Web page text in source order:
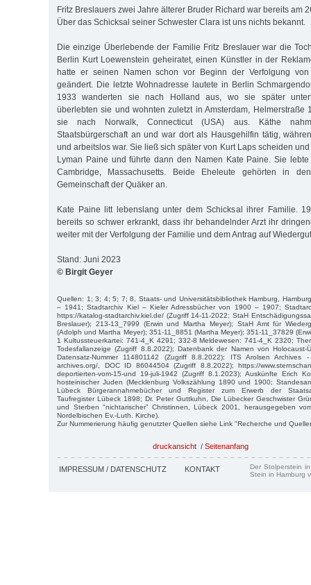
Fritz Breslauers zwei Jahre älterer Bruder Richard war bereits am
Über das Schicksal seiner Schwester Clara ist uns nichts bekannt.
Die einzige Überlebende der Familie Fritz Breslauer war die
Berlin Kurt Loewenstein geheiratet, einen Künstler in der
hatte er seinen Namen schon vor Beginn der Verfolgung
geändert. Die letzte Wohnadresse lautete in Berlin
1933 wanderten sie nach Holland aus, wo sie später
überlebten sie und wohnten zuletzt in Amsterdam, Helmerstraße
sie nach Norwalk, Connecticut (USA) aus. Käthe
Staatsbürgerschaft an und war dort als Hausgehilfin tätig,
und arbeitslos war. Sie ließ sich später von Kurt Laps scheiden
Lyman Paine und führte dann den Namen Kate Paine. Sie
Cambridge, Massachusetts. Beide Eheleute gehörten in
Gemeinschaft der Quäker an.
Kate Paine litt lebenslang unter dem Schicksal ihrer Familie.
bereits so schwer erkrankt, dass ihr behandelnder Arzt ihr
weiter mit der Verfolgung der Familie und dem Antrag auf
Stand: Juni 2023
© Birgit Geyer
Quellen: 1; 3; 4; 5; 7; 8, Staats- und Universitätsbibliothek Hamburg,
– 1941; Stadtarchiv Kiel – Kieler Adressbücher von 1900 – 1907;
https://katalog-stadtarchiv.kiel.de/ (Zugriff 14-11-2022; StaH
Breslauer); 213-13_7999 (Erwin und Martha Meyer); StaH Amt für
(Adolph und Martha Meyer); 351-11_8851 (Martha Meyer); 351-11_37829
1 Kultussteuerkartei: 741-4_K 4291; 332-8 Meldewesen: 741-4_K 2320;
Todesfallanzeige (Zugriff 8.8.2022); Datenbank der Namen von Holocaust-
Datensatz-Nummer 114801142 (Zugriff 8.8.2022); ITS Arolsen Archives -
archives.org/, DOC ID 86044504 (Zugriff 8.8.2022); https://
deportierten-vom-15-und 19-juli-1942 (Zugriff 8.1.2023); Auskünfte Erich
hosteinischer Juden (Mecklenburg Volkszählung 1890 und 1900;
Lübeck Bürgerannahmebücher und Register zum Erwerb der
Taufregister Lübeck 1898; Dr. Peter Guttkuhn, Die Lübecker Geschwister
und Sterben "nichtarischer” Christinnen, Lübeck 2001, herausgegeben
Nordelbischen Ev.-Luth. Kirche).
Zur Nummerierung häufig genutzter Quellen siehe Link "Recherche und
druckansicht / Seitenanfang
IMPRESSUM / DATENSCHUTZ KONTAKT
Der Stolperstein
Stein in Hamburg